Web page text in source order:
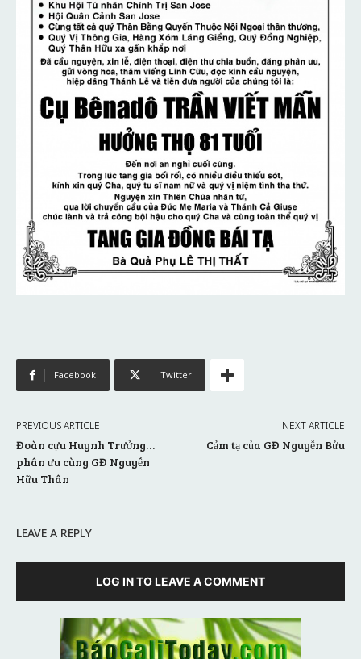
Facebook Twitter
PREVIOUS ARTICLE
Đoàn cựu Huynh Trưởng…
phân ưu cùng GĐ Nguyễn
Hữu Thân
NEXT ARTICLE
Cảm tạ của GĐ Nguyễn Bửu
LEAVE A REPLY
LOG IN TO LEAVE A COMMENT